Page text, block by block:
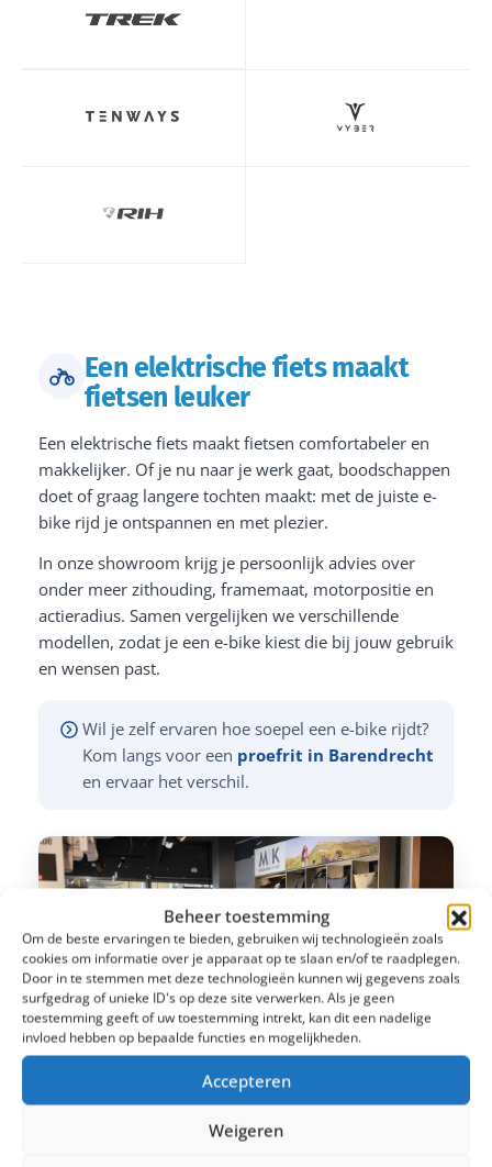
Beheer toestemming
Om de beste ervaringen te bieden, gebruiken wij technologieën zoals
cookies om informatie over je apparaat op te slaan en/of te raadplegen.
Door in te stemmen met deze technologieën kunnen wij gegevens zoals
surfgedrag of unieke ID's op deze site verwerken. Als je geen
toestemming geeft of uw toestemming intrekt, kan dit een nadelige
invloed hebben op bepaalde functies en mogelijkheden.
Accepteren
Weigeren
Een elektrische fiets maakt
fietsen leuker
Een elektrische fiets maakt fietsen comfortabeler en
makkelijker. Of je nu naar je werk gaat, boodschappen
doet of graag langere tochten maakt: met de juiste e-
bike rijd je ontspannen en met plezier.
In onze showroom krijg je persoonlijk advies over
onder meer zithouding, framemaat, motorpositie en
actieradius. Samen vergelijken we verschillende
modellen, zodat je een e-bike kiest die bij jouw gebruik
en wensen past.
Wil je zelf ervaren hoe soepel een e-bike rijdt?
Kom langs voor een proefrit in Barendrecht
en ervaar het verschil.